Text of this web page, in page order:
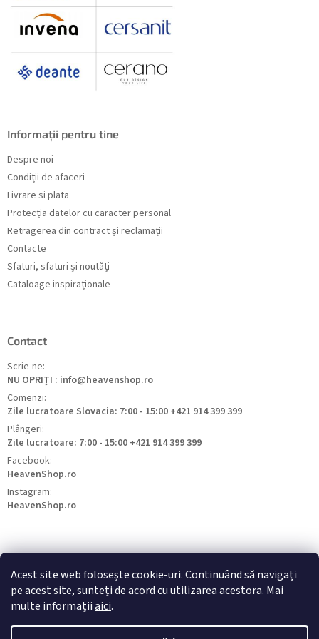
Acest site web folosește cookie-uri. Continuând să navigați
pe acest site, sunteți de acord cu utilizarea acestora. Mai
multe informațiiaici.
Informații pentru tine
Despre noi
Condiții de afaceri
Livrare si plata
Protecția datelor cu caracter personal
Retragerea din contract și reclamații
Contacte
Sfaturi, sfaturi și noutăți
Cataloage inspiraționale
Contact
Scrie-ne:
NU OPRIȚI : info@heavenshop.ro
Comenzi:
Zile lucratoare Slovacia: 7:00 - 15:00 +421 914 399 399
Plângeri:
Zile lucratoare: 7:00 - 15:00 +421 914 399 399
Facebook:
HeavenShop.ro
Instagram:
HeavenShop.ro
HeavenShop.sk HeavenShop.hu HeavenShop.cz